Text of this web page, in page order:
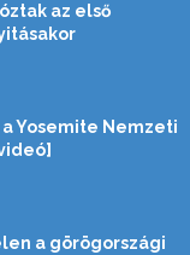
az első
Yosemite Nemzeti
a görögországi